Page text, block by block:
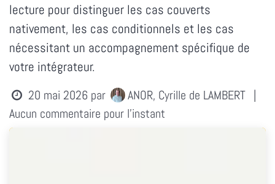
lecture pour distinguer les cas couverts
nativement, les cas conditionnels et les cas
nécessitant un accompagnement spécifique de
votre intégrateur.
20 mai 2026 par ANOR, Cyrille de LAMBERT |
Aucun commentaire pour l'instant